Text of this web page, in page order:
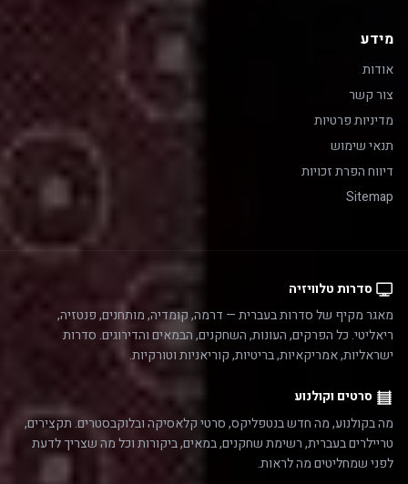
מידע
אודות
צור קשר
מדיניות פרטיות
תנאי שימוש
דיווח הפרת זכויות
Sitemap
סדרות טלוויזיה
מאגר מקיף של סדרות בעברית — דרמה, קומדיה, מותחנים, פנטזיה,
ריאליטי. כל הפרקים, העונות, השחקנים, הבמאים והדירוגים. סדרות
ישראליות, אמריקאיות, בריטיות, קוריאניות וטורקיות.
סרטים וקולנוע
מה בקולנוע, מה חדש בנטפליקס, סרטי קלאסיקה ובלוקבסטרים. תקצירים,
טריילרים בעברית, רשימת שחקנים, במאים, ביקורות וכל מה שצריך לדעת
לפני שמחליטים מה לראות.